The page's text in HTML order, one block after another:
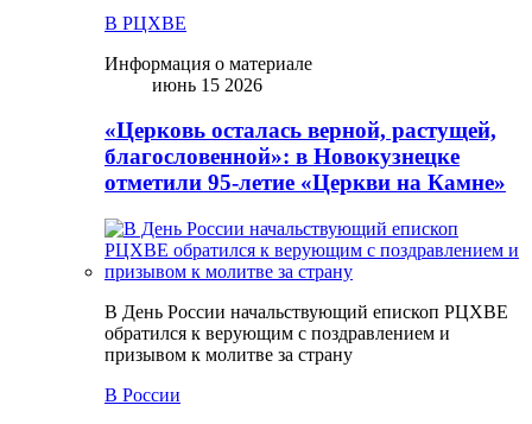
В РЦХВЕ
Информация о материале
июнь 15 2026
«Церковь осталась верной, растущей,
благословенной»: в Новокузнецке
отметили 95-летие «Церкви на Камне»
В День России начальствующий епископ РЦХВЕ
обратился к верующим с поздравлением и
призывом к молитве за страну
В России